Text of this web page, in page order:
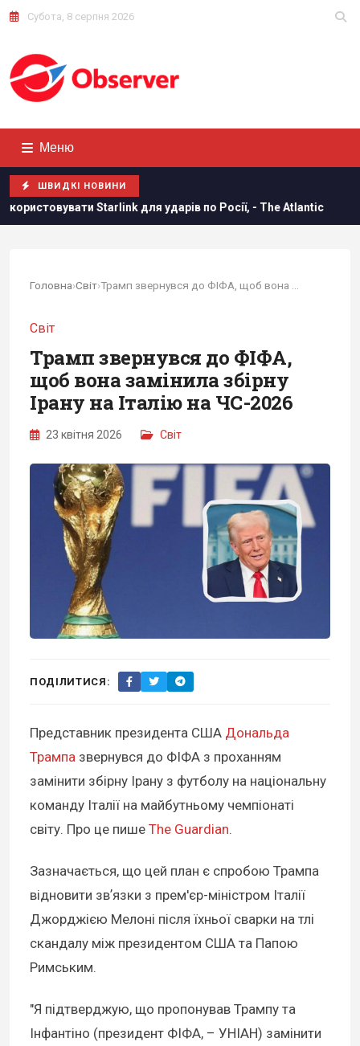
Субота, 8 серпня 2026
Меню
ШВИДКІ НОВИНИ
для ударів по Росії, - The Atlantic Норвезькі військові
Головна›Світ›
Світ
Трамп звернувся до ФІФА,
щоб вона замінила збірну
Ірану на Італію на ЧС-2026
23 квітня 2026 Світ
ПОДІЛИТИСЯ:
Представник президента США Дональда
Трампа звернувся до ФІФА з проханням
замінити збірну Ірану з футболу на національну
команду Італії на майбутньому чемпіонаті
світу. Про це пише The Guardian.
Зазначається, що цей план є спробою Трампа
відновити звʼязки з прем'єр-міністром Італії
Джорджією Мелоні після їхньої сварки на тлі
скандалу між президентом США та Папою
Римським.
"Я підтверджую, що пропонував Трампу та
Інфантіно (президент ФІФА, – УНІАН) замінити